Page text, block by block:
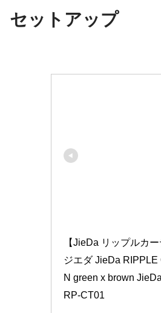
セットアップ
【JieDa リップルカー
ジエダ JieDa
N green x brown
RP-CT01